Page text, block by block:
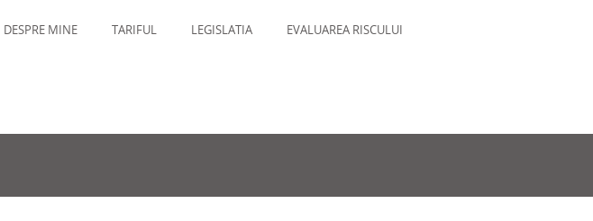
DESPRE MINE TARIFUL LEGISLATIA EVALUAREA RISCULUI